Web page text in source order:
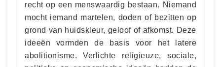
recht op een menswaardig bestaan. Niemand
mocht iemand martelen, doden of bezitten op
grond van huidskleur, geloof of afkomst. Deze
ideeën vormden de basis voor het latere
abolitionisme. Verlichte religieuze, sociale,